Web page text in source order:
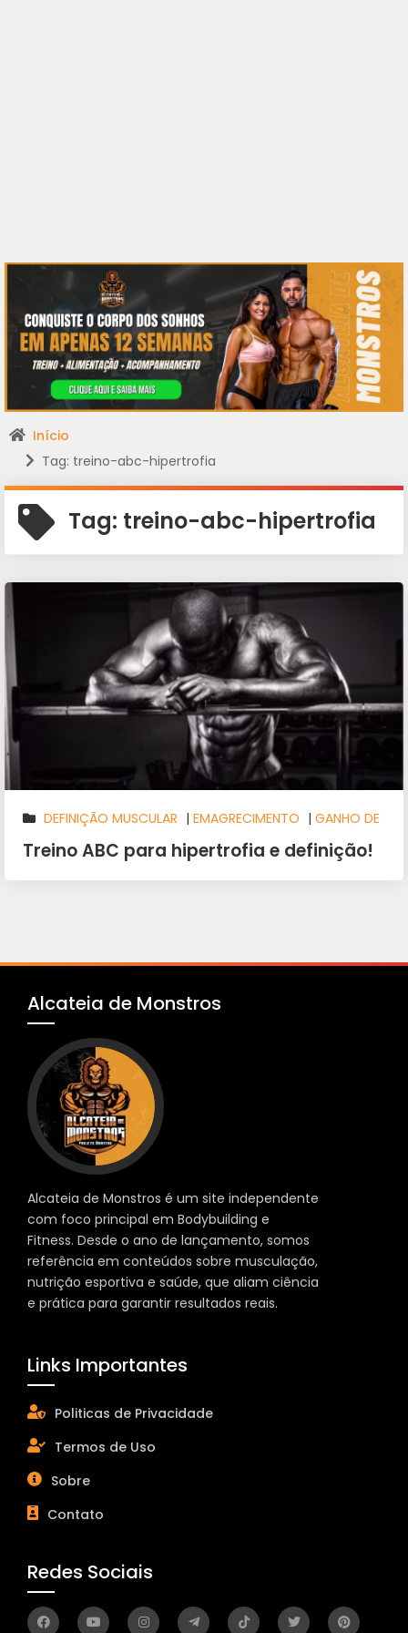
Início
Tag: treino-abc-hipertrofia
Tag: treino-abc-hipertrofia
DEFINIÇÃO MUSCULAR | EMAGRECIMENTO | GANHO DE
MASSA MUSCULAR
MUSCULAÇÃO | TREINO |TREINOS
ABC
Treino ABC para hipertrofia e definição!
Alcateia de Monstros
Alcateia de Monstros é um site independente
com foco principal em Bodybuilding e
Fitness. Desde o ano de lançamento, somos
referência em conteúdos sobre musculação,
nutrição esportiva e saúde, que aliam ciência
e prática para garantir resultados reais.
Links Importantes
Politicas de Privacidade
Termos de Uso
Sobre
Contato
Redes Sociais